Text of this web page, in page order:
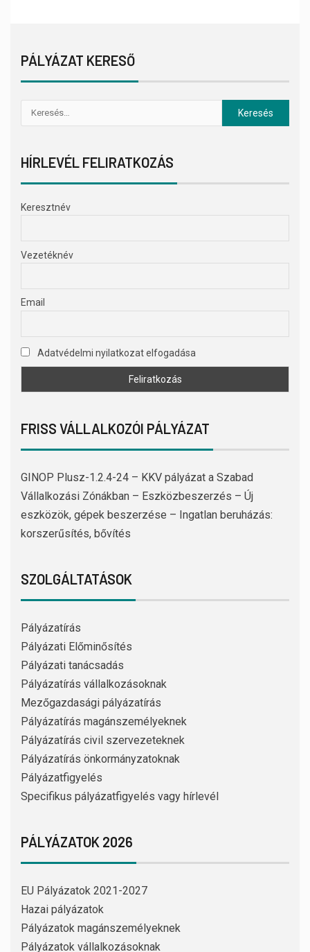
PÁLYÁZAT KERESŐ
HÍRLEVÉL FELIRATKOZÁS
Keresztnév
Vezetéknév
Email
Adatvédelmi nyilatkozat elfogadása
FRISS VÁLLALKOZÓI PÁLYÁZAT
GINOP Plusz-1.2.4-24 – KKV pályázat a Szabad
Vállalkozási Zónákban – Eszközbeszerzés – Új
eszközök, gépek beszerzése – Ingatlan beruházás:
korszerűsítés, bővítés
SZOLGÁLTATÁSOK
Pályázatírás
Pályázati Előminősítés
Pályázati tanácsadás
Pályázatírás vállalkozásoknak
Mezőgazdasági pályázatírás
Pályázatírás magánszemélyeknek
Pályázatírás civil szervezeteknek
Pályázatírás önkormányzatoknak
Pályázatfigyelés
Specifikus pályázatfigyelés vagy hírlevél
PÁLYÁZATOK 2026
EU Pályázatok 2021-2027
Hazai pályázatok
Pályázatok magánszemélyeknek
Pályázatok vállalkozásoknak